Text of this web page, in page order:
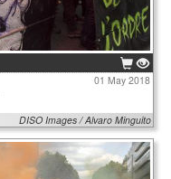
01 May 2018
DISO Images / Alvaro Minguito